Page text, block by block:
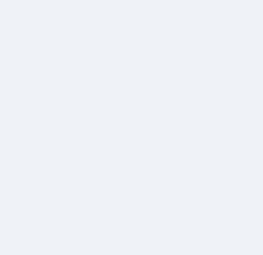
Bersama
se-Kab Klaten